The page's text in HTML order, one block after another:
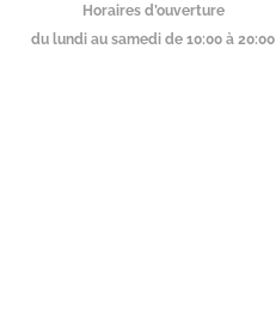
Horaires d’ouverture
du lundi au samedi de 10:00 à 20:00